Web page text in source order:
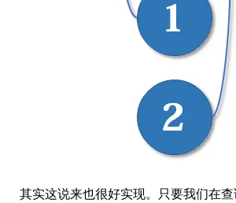
其实这说来也很好实现。只要我们在查